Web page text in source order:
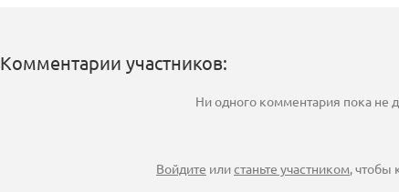
Комментарии участников:
Ни одного комментария пока не
Войдите илистаньте участником, чтобы